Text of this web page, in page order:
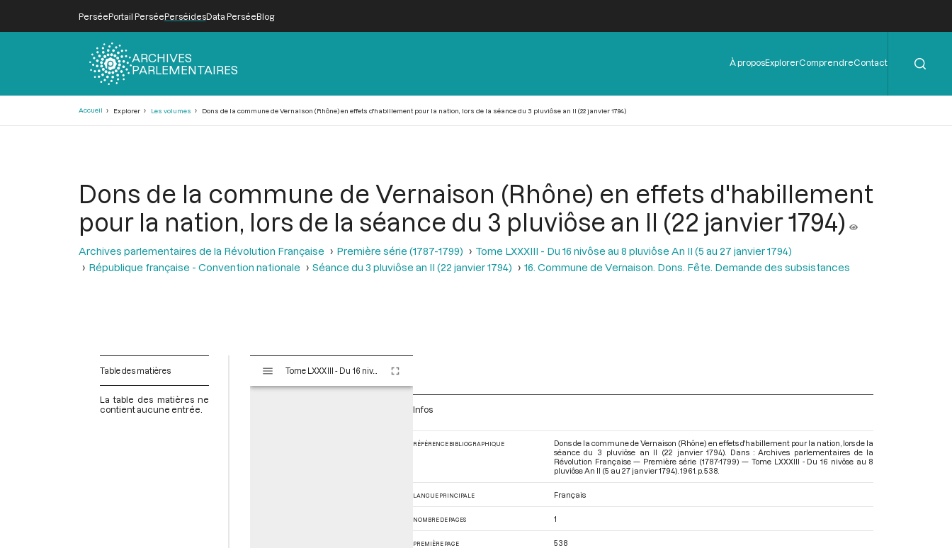
PerséePortail PerséePerséidesData PerséeBlog
ARCHIVES
PARLEMENTAIRES
Menu
de
À proposExplorerComprendreContact
Accueil Explorer Les volumes Dons de la commune de Vernaison (Rhône) en effets d'habillement pour la nation, lors de la séance du 3 pluviôse an II (22 janvier 1794)
Dons de la commune de Vernaison (Rhône) en effets d'habillement
pour la nation, lors de la séance du 3 pluviôse an II (22 janvier 1794)
Archives parlementaires de la Révolution Française Première série (1787-1799)
Tome LXXXIII - Du 16 nivôse au 8 pluviôse An II (5 au 27 janvier 1794)
République française - Convention nationale
Séance du 3 pluviôse an II (22 janvier 1794) 16. Commune de Vernaison. Dons. Fête. Demande des subsistances
Table des matières
La table des matières ne
contient aucune entrée.
s
Infos
RÉFÉRENCE BIBLIOGRAPHIQUE
Dons de la commune de Vernaison (Rhône) en effets d'habillement pour la nation, lors de la
séance du 3 pluviôse an II (22 janvier 1794). Dans : Archives parlementaires de la
Révolution Française — Première série (1787-1799) — Tome LXXXIII - Du 16 nivôse au 8
pluviôse An II (5 au 27 janvier 1794) . 1961. p. 538.
LANGUE PRINCIPALE Français
NOMBRE DE PAGES 1
PREMIÈRE PAGE 538